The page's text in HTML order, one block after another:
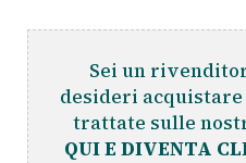
Sei un
desideri
trattate sulle
QUI E DIVENTA